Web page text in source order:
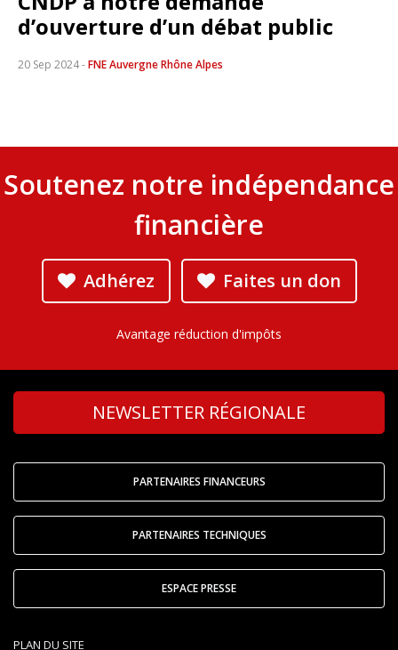
d’ouverture d’un débat public
20 Sep 2024-FNE Auvergne Rhône Alpes
Soutenez notre indépendance
financière
Adhérez Faites un don
Avantage réduction d'impôts
NEWSLETTER RÉGIONALE
PARTENAIRES FINANCEURS
PARTENAIRES TECHNIQUES
ESPACE PRESSE
PLAN DU SITE